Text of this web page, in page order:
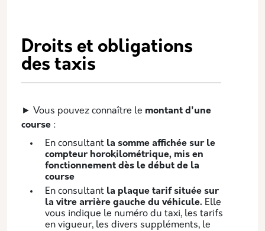
Droits et obligations
des taxis
► Vous pouvez connaître le montant d'une
course :
En consultant la somme affichée sur le
compteur horokilométrique, mis en
fonctionnement dès le début de la
course
En consultant la plaque tarif située sur
la vitre arrière gauche du véhicule. Elle
vous indique le numéro du taxi, les tarifs
en vigueur, les divers suppléments, le